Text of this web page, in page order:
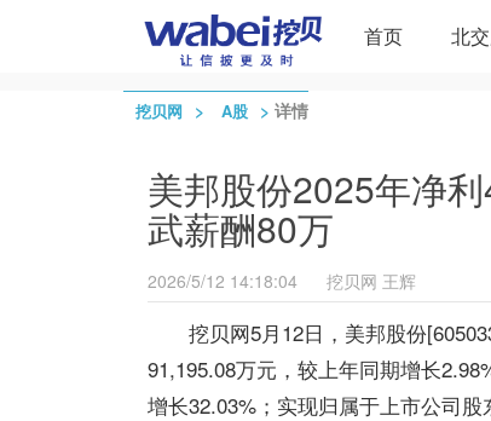
首页 北
挖贝网 > A股 > 详情
美邦股份2025年净
武薪酬80万
2026/5/12 14:18:04 挖贝网 王辉
挖贝网5月12日，美邦股份
91,195.08万元，较上年同期增长
增长32.03%；实现归属于上市公司